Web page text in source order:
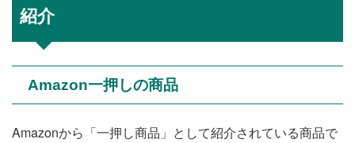
紹介
Amazon一押しの商品
Amazonから「一押し商品」として紹介されている商品で